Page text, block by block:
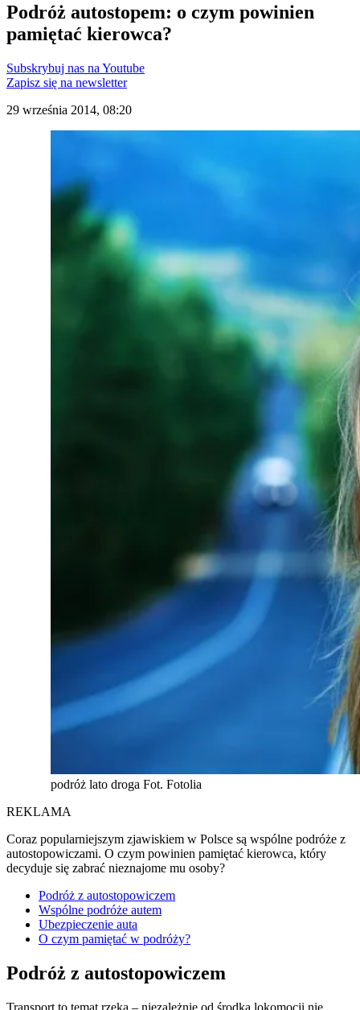
Podróż autostopem: o czym powinien
pamiętać kierowca?
Subskrybuj nas na Youtube
Zapisz się na newsletter
29 września 2014, 08:20
podróż lato droga Fot. Fotolia
REKLAMA
Coraz popularniejszym zjawiskiem w Polsce są wspólne podróże z
autostopowiczami. O czym powinien pamiętać kierowca, który
decyduje się zabrać nieznajome mu osoby?
Podróż z autostopowiczem
Wspólne podróże autem
Ubezpieczenie auta
O czym pamiętać w podróży?
Podróż z autostopowiczem
Transport to temat rzeka – niezależnie od środka lokomocji nie